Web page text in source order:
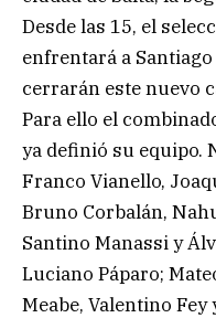
Desde las 15, el
enfrentará a
cerrarán este nuevo
Para ello el
ya definió su equipo.
Franco Vianello,
Bruno Corbalán,
Santino Manassi y
Luciano Páparo;
Meabe, Valentino Fey